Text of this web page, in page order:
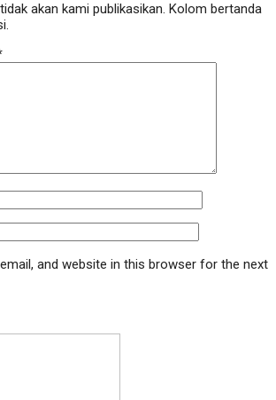
akan kami publikasikan. Kolom bertanda
and website in this browser for the next